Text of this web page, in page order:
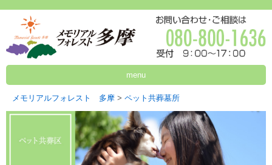
menu
メモリアルフォレスト 多摩 > ペット共葬墓所